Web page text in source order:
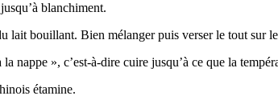
blanchiment.
lait bouillant. Bien mélanger puis verser le tout sur
nappe », c’est-à-dire cuire jusqu’à ce que la
étamine.